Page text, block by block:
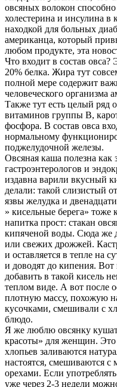
овсяных волокон
холестерина и инсулина в
находкой для больных
американца, который
любом продукте, эта
Что входит в состав овса?
20% белка. Жира тут
полной мере содержит
человеческого организма
Также тут есть целый ряд
витаминов группы В,
фосфора. В состав овса
нормальному
поджелудочной железы.
Овсяная каша полезна
гастроэнтерологов и
издавна варили вкусный
делали: такой слизистый
язвы желудка и
» кисельные берега» тоже
напитка прост: стакан
кипяченой воды. Сюда же
или свежих дрожжей.
и оставляется в тепле на
и доводят до кипения. Вот
добавить в такой кисель
теплом виде. А вот после
плотную массу, похожую
кусочками, смешивали с
блюдо.
Я же люблю овсянку
красоты» для женщин. Это
хлопьев заливаются
настоятся, смешиваются
орехами. Если
уже через 2-3 недели